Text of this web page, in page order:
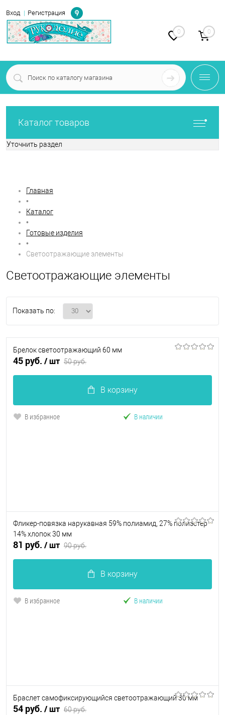
Вход Регистрация
Определение
0 0
Каталог товаров
Уточнить раздел
Главная
•
Каталог
•
Готовые изделия
•
Светоотражающие элементы
Светоотражающие элементы
Показать по:
Брелок светоотражающий 60 мм
45 руб. / шт 50 руб.
В корзину
В избранное В наличии
Фликер-повязка нарукавная 59% полиамид, 27% полиэстер
14% хлопок 30 мм
81 руб. / шт 90 руб.
В корзину
В избранное В наличии
Браслет самофиксирующийся светоотражающий 30 мм
54 руб. / шт 60 руб.